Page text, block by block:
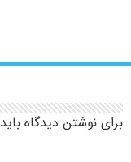
برای نوشتن دیدگاه باید